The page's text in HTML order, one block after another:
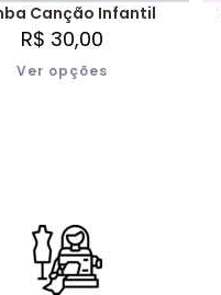
Canção Infantil
R$ 30,00
Ver opções